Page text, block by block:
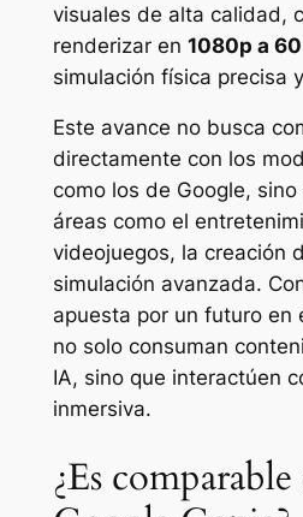
visuales de alta calidad,
renderizar en 1080p a
simulación física precisa
Este avance no busca
directamente con los
como los de Google,
áreas como el
videojuegos, la creación
simulación avanzada.
apuesta por un futuro en
no solo consuman
IA, sino que interactúen
inmersiva.
¿Es